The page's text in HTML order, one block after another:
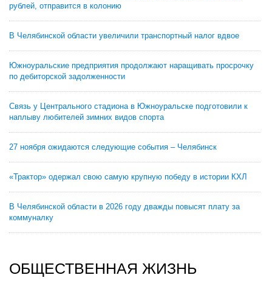
рублей, отправится в колонию
В Челябинской области увеличили транспортный налог вдвое
Южноуральские предприятия продолжают наращивать просрочку
по дебиторской задолженности
Связь у Центрального стадиона в Южноуральске подготовили к
наплыву любителей зимних видов спорта
27 ноября ожидаются следующие события – Челябинск
«Трактор» одержал свою самую крупную победу в истории КХЛ
В Челябинской области в 2026 году дважды повысят плату за
коммуналку
ОБЩЕСТВЕННАЯ ЖИЗНЬ